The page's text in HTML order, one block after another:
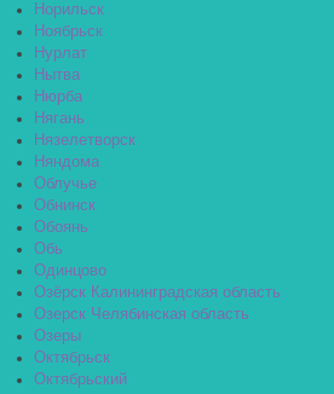
Норильск
Ноябрьск
Нурлат
Нытва
Нюрба
Нягань
Нязелетворск
Няндома
Облучье
Обнинск
Обоянь
Обь
Одинцово
Озёрск Калининградская область
Озерск Челябинская область
Озеры
Октябрьск
Октябрьский